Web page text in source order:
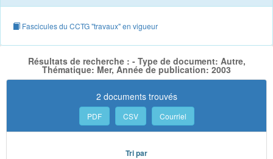
Fascicules du CCTG "travaux" en vigueur
Résultats de recherche : - Type de document: Autre,
Thématique: Mer, Année de publication: 2003
2 documents trouvés
PDF CSV Courriel
Tri par